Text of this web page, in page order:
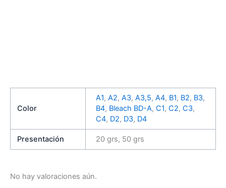
Color
A1, A2, A3, A3,5, A4, B1, B2, B3,
B4, Bleach BD-A, C1, C2, C3,
C4, D2, D3, D4
Presentación 20 grs, 50 grs
No hay valoraciones aún.